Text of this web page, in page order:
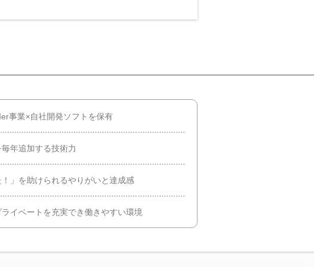
事業×自社開発ソフトを保有
年追加する技術力
」を助けられるやりがいと達成感
イベートを充実でき働きやすい環境